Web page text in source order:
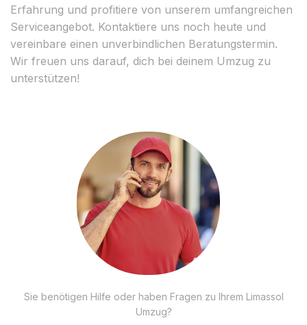
Erfahrung und profitiere von unserem umfangreichen
Serviceangebot. Kontaktiere uns noch heute und
vereinbare einen unverbindlichen Beratungstermin.
Wir freuen uns darauf, dich bei deinem Umzug zu
unterstützen!
Sie benötigen Hilfe oder haben Fragen zu Ihrem Limassol
Umzug?